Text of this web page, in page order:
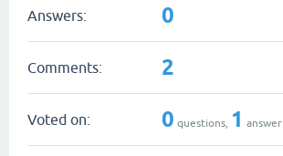
Answers: 0
Comments: 2
Voted on: 0 questions, 1 answer